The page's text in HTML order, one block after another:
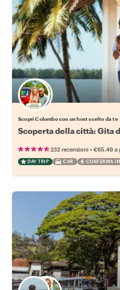
Scegli il tuo local
Scopri Colombo con un host scelto da te
Scoperta della città: Gita
232 recensioni • €65.49 a
DAY TRIP CAR CONFERMA